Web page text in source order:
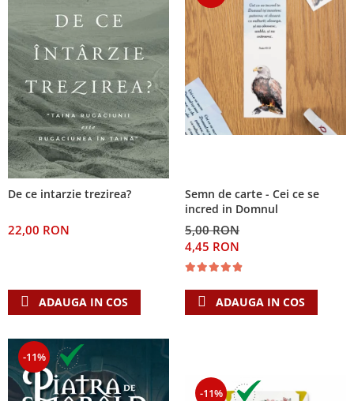
De ce intarzie trezirea?
22,00 RON
ADAUGA IN COS
Semn de carte - Cei ce se
incred in Domnul
5,00 RON
4,45 RON
ADAUGA IN COS
-11%
-11%